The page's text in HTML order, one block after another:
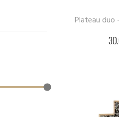
Plateau duo